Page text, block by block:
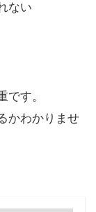
ない
す。
かわかりませ